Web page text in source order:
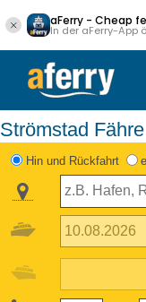
aFerry - Cheap
In der aFerry-App
Strömstad Fähre
Hin und Rückfahrt